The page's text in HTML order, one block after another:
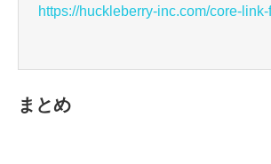
https://huckleberry-inc.com/core-
まとめ